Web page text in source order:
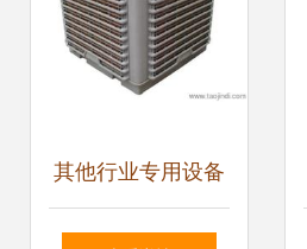
其他行业专用设备
指南 价格、厂家与